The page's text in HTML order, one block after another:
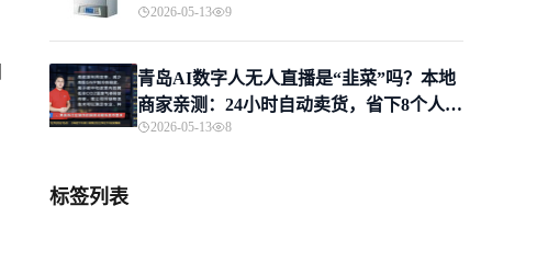
圈粉了
2026-05-13 9
青岛AI数字人无人直播是“韭菜”吗？本地
商家亲测：24小时自动卖货，省下8个人工
钱！
2026-05-13 8
标签列表